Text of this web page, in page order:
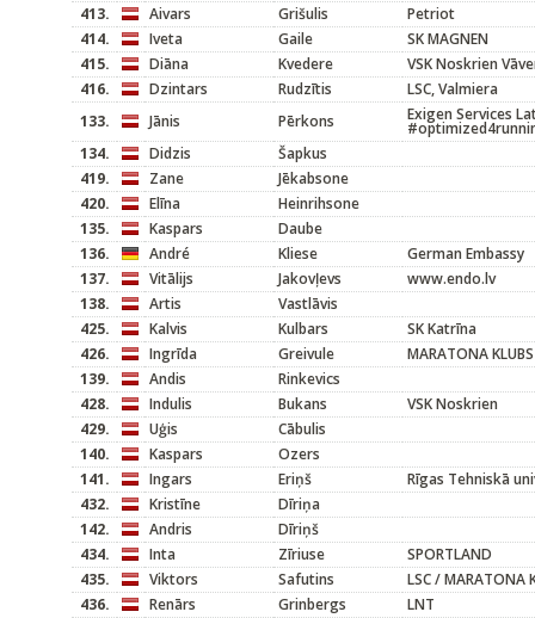
413.
Aivars Grišulis
Petriot
414.
Iveta Gaile
SK MAGNEN
415.
Diāna Kvedere
VSK Noskrien
416.
Dzintars Rudzītis
LSC, Valmiera
133.
Jānis Pērkons Exigen Services
134.
Didzis
Šapkus
419.
Zane
Jēkabsone
420.
Elīna
Heinrihsone
135.
Kaspars
Daube
136.
André Kliese
German Embassy
137.
Vitālijs Jakovļevs
www.endo.lv
138.
Artis
Vastlāvis
425.
Kalvis Kulbars
SK Katrīna
426.
Ingrīda Greivule
MARATONA KLUBS
139.
Andis
Rinkevics
428.
Indulis Bukans
VSK Noskrien
429.
Uģis
Cābulis
140.
Kaspars
Ozers
141.
Ingars Eriņš
Rīgas Tehniskā
432.
Kristīne
Dīriņa
142.
Andris
Dīriņš
434.
Inta Zīriuse
SPORTLAND
435.
Viktors Safutins
LSC / MARATONA
436.
Renārs Grinbergs
LNT